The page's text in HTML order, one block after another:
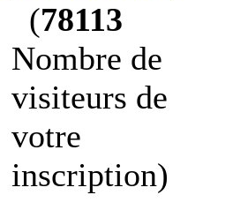
(78113
Nombre de
visiteurs de
votre
inscription)